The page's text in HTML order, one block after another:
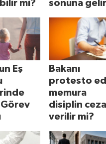
mi?
sonuna
Eş
Bakanı
protesto
memura
disiplin
verilir mi?